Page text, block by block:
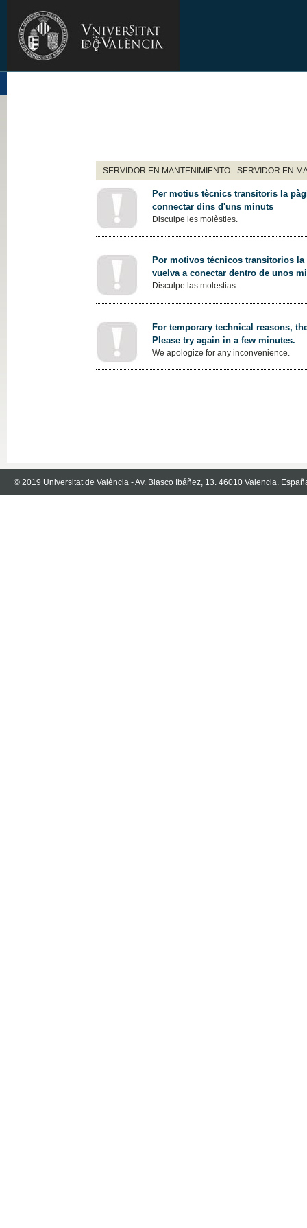
SERVIDOR EN MANTENIMIENTO - SERVIDOR EN
Per motius tècnics transitoris la
connectar dins d'uns minuts
Disculpe les molèsties.
Por motivos técnicos transitorios
vuelva a conectar dentro de unos
Disculpe las molestias.
For temporary technical reasons,
Please try again in a few minutes.
We apologize for any inconvenience.
© 2019 Universitat de València - Av. Blasco Ibáñez, 13. 46010 Valencia.